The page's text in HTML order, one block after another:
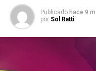
Publicado hace 9
por Sol Ratti